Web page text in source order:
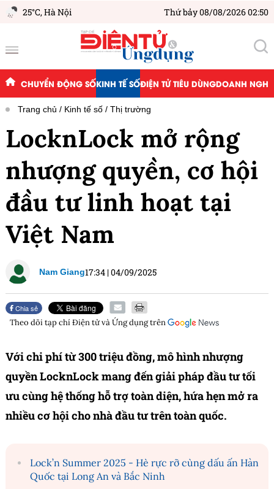
25°C,Hà Nội Thứ bảy 08/08/2026 02:50
CHUYỂN ĐỘNG SỐKINH TẾ SỐĐIỆN TỬ TIÊU DÙNGDOANH
Trang chủ Kinh tế số Thị trường
LocknLock mở rộng
nhượng quyền, cơ hội
đầu tư linh hoạt tại
Việt Nam
Nam Giang17:34 |04/09/2025
Chia sẻ
Theo dõi tạp chíĐiện tử và Ứng dụngtrên
Với chi phí từ 300 triệu đồng, mô hình nhượng
quyền LocknLock mang đến giải pháp đầu tư tối
ưu cùng hệ thống hỗ trợ toàn diện, hứa hẹn mở ra
nhiều cơ hội cho nhà đầu tư trên toàn quốc.
Lock’n Summer 2025 - Hè rực rỡ cùng dấu ấn Hàn
Quốc tại Long An và Bắc Ninh